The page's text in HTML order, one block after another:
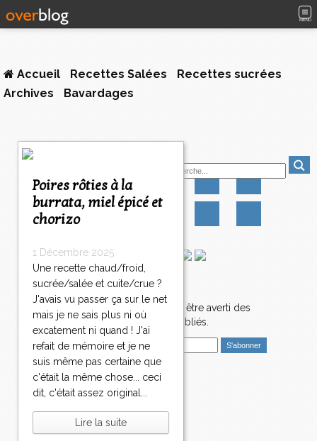
MENU
Accueil Recettes Salées
Recettes sucrées
Archives
Bavardages
Poires rôties à la
burrata, miel épicé et
chorizo
1 Décembre 2025
Une recette chaud/froid,
sucrée/salée et cuite/crue ?
J'avais vu passer ça sur le net
mais je ne sais plus ni où
excatement ni quand ! J'ai
refait de mémoire et je ne
suis même pas certaine que
c'était la même chose... ceci
dit, c'était assez original...
Lire la suite
Newsletter
Abonnez-vous pour être averti des
nouveaux articles publiés.
E
i
l
Dessert
Plat
2